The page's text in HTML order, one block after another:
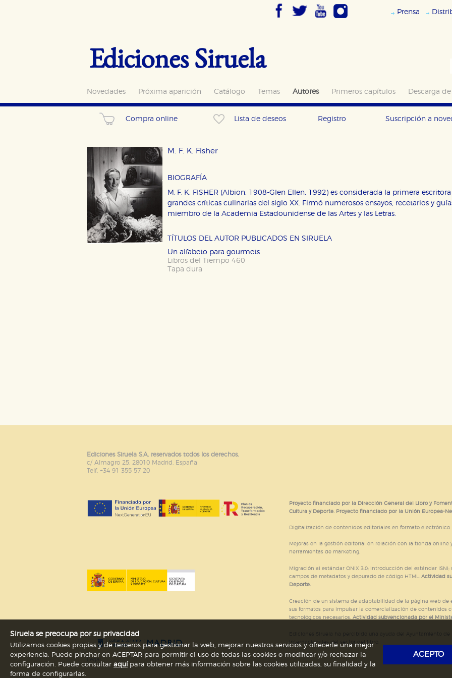
Prensa
Ediciones Siruela
Novedades Próxima aparición Catálogo Temas Autores Primeros capítulos Descarga
Compra online Lista de deseos Registro Suscripción a
M. F. K. Fisher
BIOGRAFÍA
M. F. K. FISHER (Albion, 1908-Glen Ellen, 1992) es considerada la primera
grandes críticas culinarias del siglo XX. Firmó numerosos ensayos, recetarios y
miembro de la Academia Estadounidense de las Artes y las Letras.
TÍTULOS DEL AUTOR PUBLICADOS EN SIRUELA
Un alfabeto para gourmets
Libros del Tiempo 460
Tapa dura
Ediciones Siruela S.A. reservados todos los derechos.
c/ Almagro 25. 28010 Madrid. España
Telf. +34 91 355 57 20
Proyecto financiado por la Dirección General del Libro y
Cultura y Deporte. Proyecto financiado por la Unión Europea-
Digitalización de contenidos editoriales en formato electrónico
Mejoras en la gestión editorial en relación con la tienda online
herramientas de marketing.
Migración al estándar ONIX 3.0; introducción del estándar
campos de metadatos y depurado de código HTML. Actividad
Deporte.
Creación de un sistema de adaptabilidad de la página web de
sus formatos para impulsar la comercialización de contenidos
tecnológicos necesarios. Actividad subvencionada por el
Internacionales del sector del libro.
Siruela se preocupa por su privacidad
Utilizamos cookies propias y de terceros para gestionar la web, mejorar nuestros servicios y ofrecerle una mejor
experiencia. Puede pinchar en ACEPTAR para permitir el uso de todas las cookies o modificar y/o rechazar la
configuración. Puede consultar aquípara obtener más información sobre las cookies utilizadas, su finalidad y la
forma de configurarlas.
ACEPTO
CONFIGURACIÓN DE COOKIES
Cookies necesarias
Puede consultar nuestrapolítica de cookies